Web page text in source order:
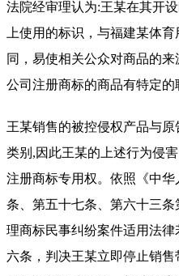
法院经审理认为:王某在其开
上使用的标识，与福建某体
同，易使相关公众对商品的
公司注册商标的商品有特定的
王某销售的被控侵权产品与
类别,因此王某的上述行为侵
注册商标专用权。依照《中
条、第五十七条、第六十三
理商标民事纠纷案件适用法
六条，判决王某立即停止销